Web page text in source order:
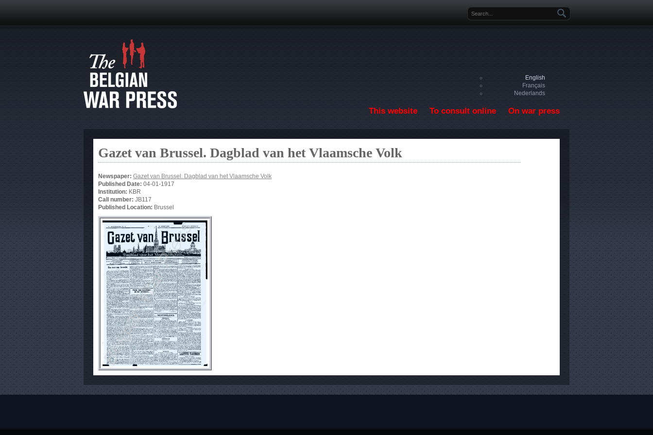
Search form
English
Français
Nederlands
This website To consult online On war press
Gazet van Brussel. Dagblad van het Vlaamsche Volk
Newspaper: Gazet van Brussel. Dagblad van het Vlaamsche Volk
Published Date: 04-01-1917
Institution: KBR
Call number: JB117
Published Location: Brussel